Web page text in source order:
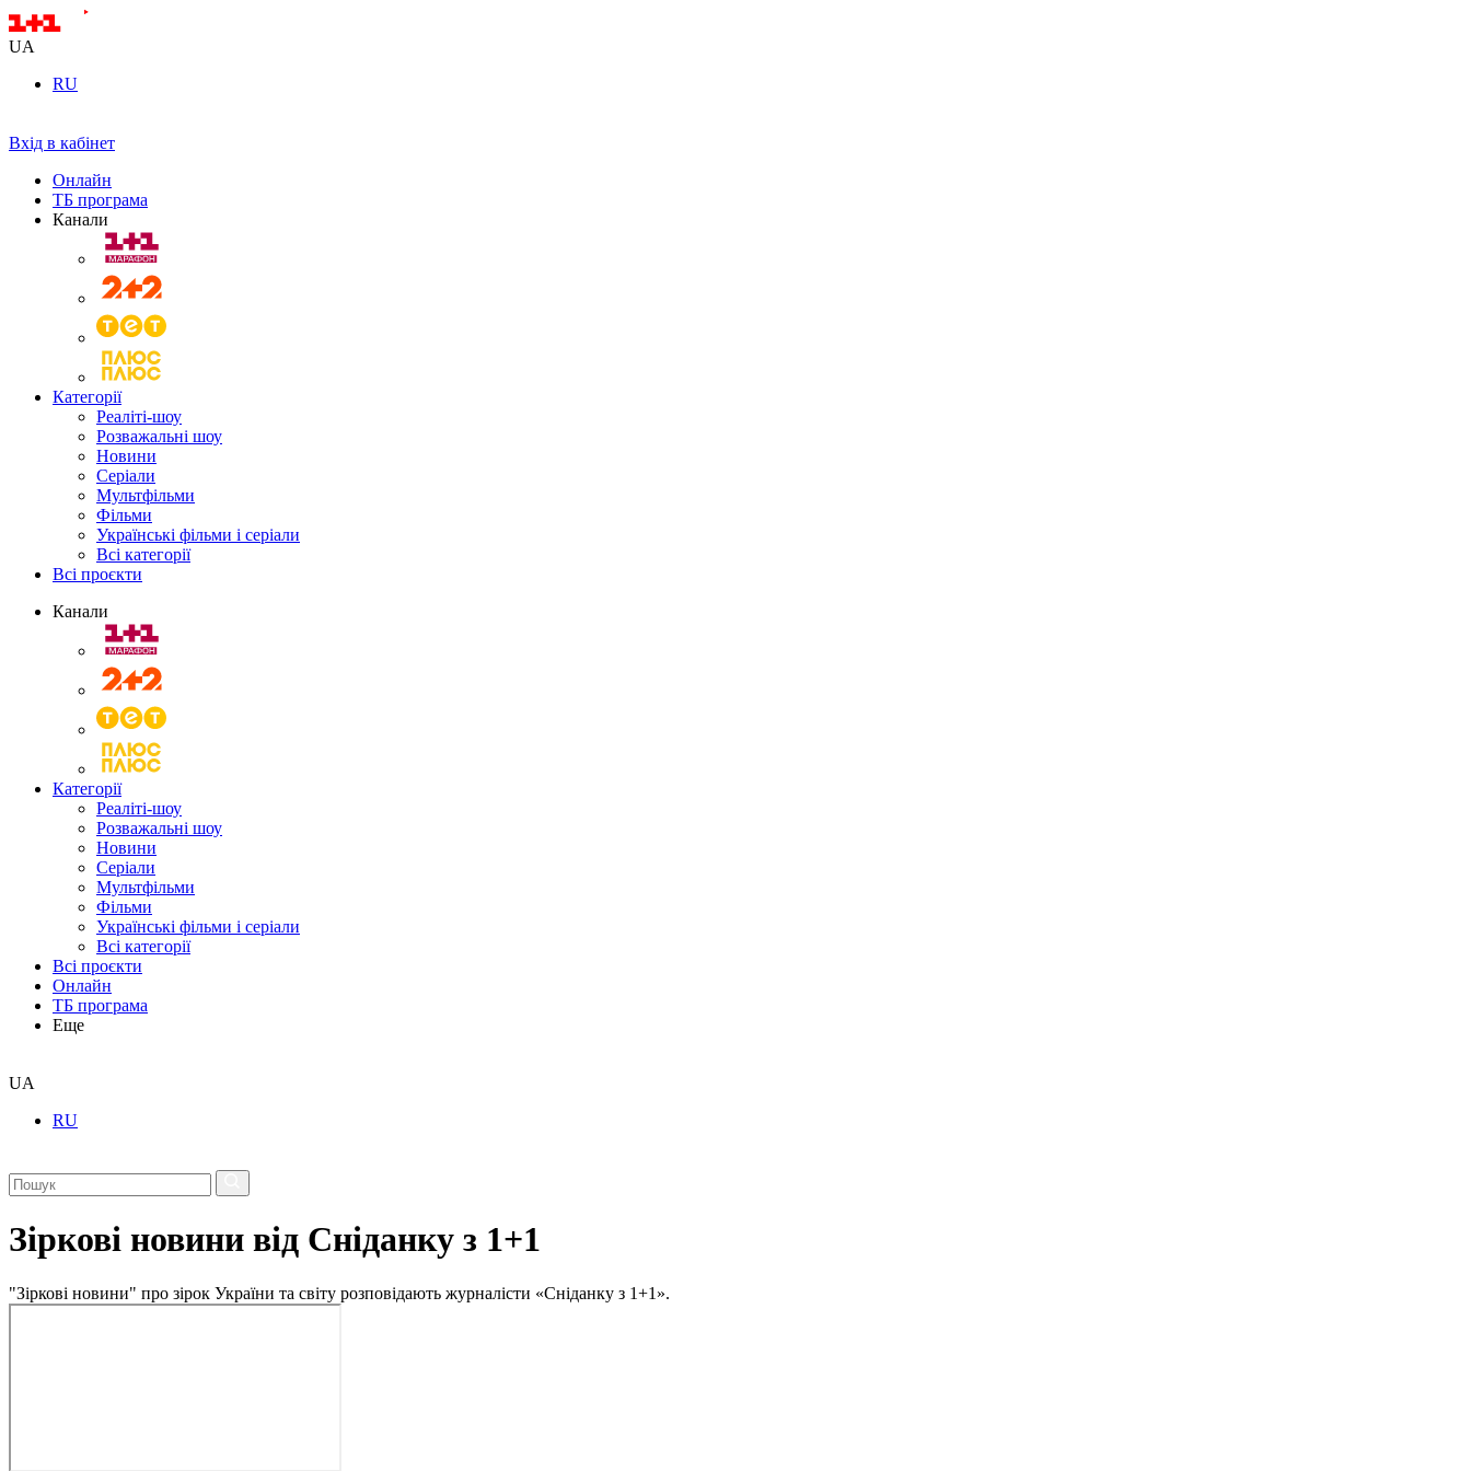
UA
RU
Вхід в кабінет
Онлайн
ТБ програма
Канали
Категорії
Реаліті-шоу
Розважальні шоу
Новини
Серіали
Мультфільми
Фільми
Українські фільми і серіали
Всі категорії
Всі проєкти
Канали
Категорії
Реаліті-шоу
Розважальні шоу
Новини
Серіали
Мультфільми
Фільми
Українські фільми і серіали
Всі категорії
Всі проєкти
Онлайн
ТБ програма
Еще
UA
RU
Зіркові новини від Сніданку з 1+1
"Зіркові новини" про зірок України та світу розповідають журналісти «Сніданку з 1+1».